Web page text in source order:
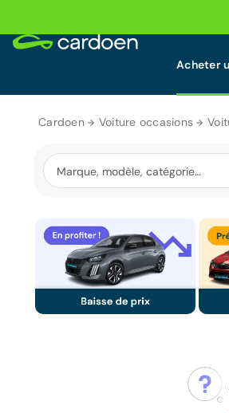
Acheter
Cardoen Voiture occasions